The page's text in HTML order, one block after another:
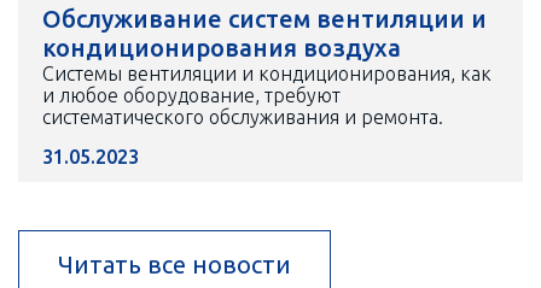
Обслуживание систем вентиляции и
кондиционирования воздуха
Системы вентиляции и кондиционирования, как
и любое оборудование, требуют
систематического обслуживания и ремонта.
31.05.2023
Читать все новости